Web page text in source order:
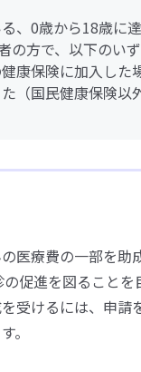
、0歳から18歳に
の方で、以下のい
康保険に加入した
（国民健康保険以
医療費の一部を助
促進を図ることを
受けるには、申請
。